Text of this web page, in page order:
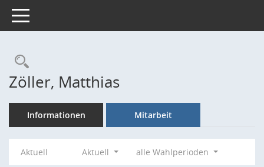
Toggle navigation
Rechercheauswahl
Zöller, Matthias
Informationen Mitarbeit
Aktuell Aktuell alle Wahlperioden